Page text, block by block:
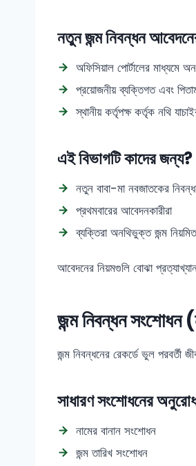
নতুন জন্ম নিবন্ধন
অফিসিয়াল পোর্টালের মাধ্যমে
প্রয়োজনীয় ব্যক্তিগত এবং
স্থানীয় কর্তৃপক্ষ কর্তৃক নথি
এই বিভাগটি কাদের জন্য?
নতুন বাবা-মা নবজাতকের
প্রথমবারের আবেদনকারীরা
ব্যক্তিরা অনথিভুক্ত জন্ম
আবেদনের নিয়মগুলি বোঝা
জন্ম নিবন্ধন সংশোধন
জন্ম নিবন্ধনের রেকর্ডে ভুল পরবর্তী
সাধারণ সংশোধনের
নামের বানান সংশোধন
জন্ম তারিখ সংশোধন